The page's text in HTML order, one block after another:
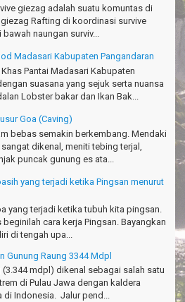
ありがとう Arief Pangandaran
giezag adalah suatu komuntas di
giezag Rafting di koordinasi survive
naungan surviv...
Madasari Kabupaten Pangandaran
Pantai Madasari Kabupaten
suasana yang sejuk serta nuansa
Lobster bakar dan Ikan Bak...
Goa (Caving)
bebas semakin berkembang. Mendaki
dikenal, meniti tebing terjal,
puncak gunung es ata...
yang terjadi ketika Pingsan menurut
yang terjadi ketika tubuh kita pingsan.
cara kerja Pingsan. Bayangkan
di tengah upa...
Gunung Raung 3344 Mdpl
(3.344 mdpl) dikenal sebagai salah satu
di Pulau Jawa dengan kaldera
di Indonesia. Jalur pend...